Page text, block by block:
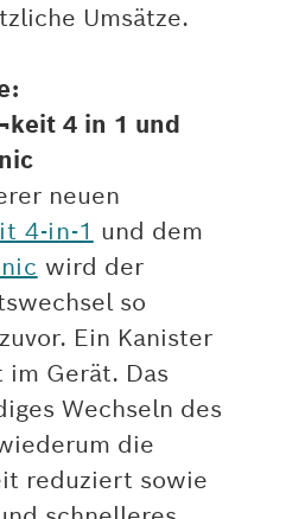
Umsätze.
4 in 1 und
neuen
4-in-1 und dem
wird der
so
Ein Kanister
Gerät. Das
Wechseln des
die
reduziert sowie